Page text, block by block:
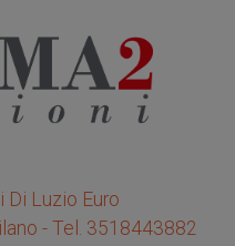
Di Luzio Euro
- Tel. 3518443882